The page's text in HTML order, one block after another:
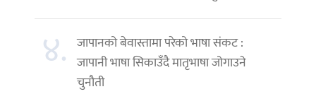
४. जापानको बेवास्तामा परेको भाषा संकट :
जापानी भाषा सिकाउँदै मातृभाषा जोगाउने
चुनौती